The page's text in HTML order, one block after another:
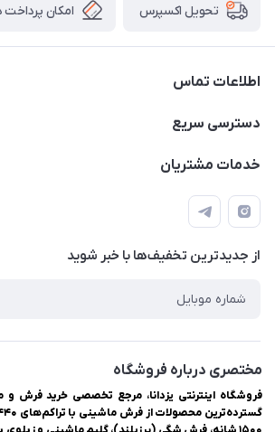
تحویل اکسپرس امکان
اطلاعات تماس
03538252575
اینترنتی یزدانا
دسترسی سریع
حساب کاربری
لیست محصولات
درباره ما
خدمات مشتریان
راهنمای ثبت سفارش
حریم خصوصی
سوالات متداول
از جدید‌ترین تخفیف‌ها با‌ خبر شوید
مختصری درباره فروشگاه
فروشگاه اینترنتی یزدانا، مرجع تخصصی خرید فرش و